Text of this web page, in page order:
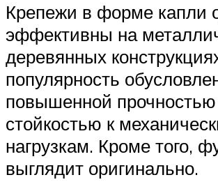
Крепежи в форме капли
эффективны на
деревянных
популярность
повышенной
стойкостью к
нагрузкам. Кроме того,
выглядит оригинально.